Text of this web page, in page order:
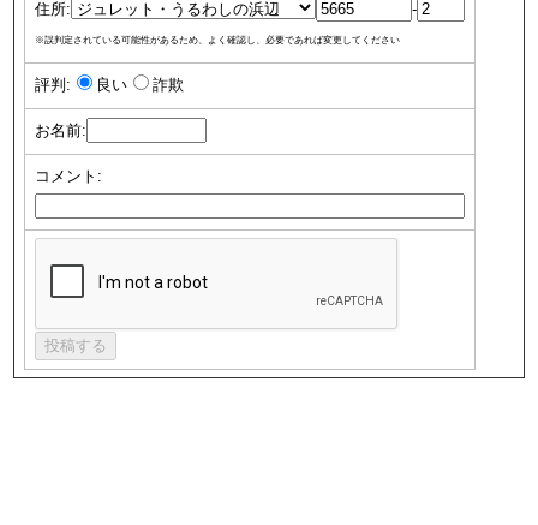
住所: -
※誤判定されている可能性があるため、よく確認し、必要であれば変更してください
評判: 良い 詐欺
お名前:
コメント: